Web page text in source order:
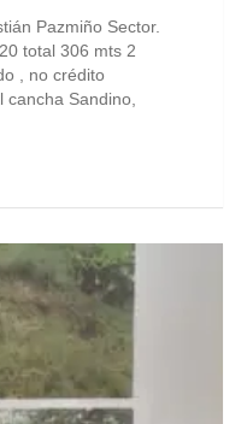
Pazmiño Sector.
total 306 mts 2
, no crédito
cancha Sandino,